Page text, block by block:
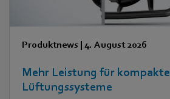
Produktnews | 4. August 2026
Mehr Leistung für kompakte
Lüftungssysteme